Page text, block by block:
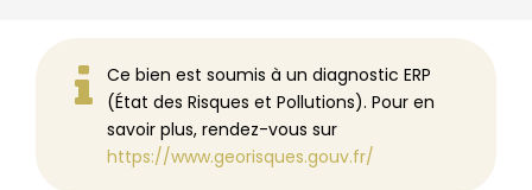
Ce bien est soumis à un diagnostic ERP
(État des Risques et Pollutions). Pour en
savoir plus, rendez-vous sur
https://www.georisques.gouv.fr/